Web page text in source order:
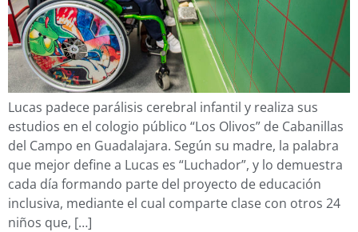
Lucas padece parálisis cerebral infantil y realiza sus
estudios en el cologio público “Los Olivos” de Cabanillas
del Campo en Guadalajara. Según su madre, la palabra
que mejor define a Lucas es “Luchador”, y lo demuestra
cada día formando parte del proyecto de educación
inclusiva, mediante el cual comparte clase con otros 24
niños que, […]